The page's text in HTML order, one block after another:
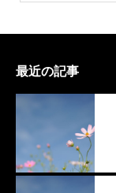
最近の記事